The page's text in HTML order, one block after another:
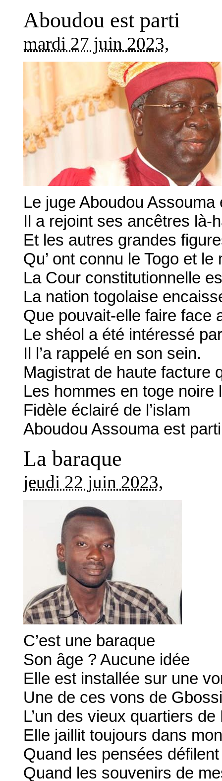
Aboudou est parti
mardi 27 juin 2023,
Le juge Aboudou Assouma
Il a rejoint ses ancêtres là-
Et les autres grandes
Qu’ ont connu le Togo et le
La Cour constitutionnelle
La nation togolaise
Que pouvait-elle faire face
Le shéol a été intéressé
Il l’a rappelé en son sein.
Magistrat de haute facture
Les hommes en toge noire
Fidèle éclairé de l’islam
Aboudou Assouma est
La baraque
jeudi 22 juin 2023,
C’est une baraque
Son âge ? Aucune idée
Elle est installée sur une
Une de ces vons de
L’un des vieux quartiers de
Elle jaillit toujours dans
Quand les pensées défilent
Quand les souvenirs de